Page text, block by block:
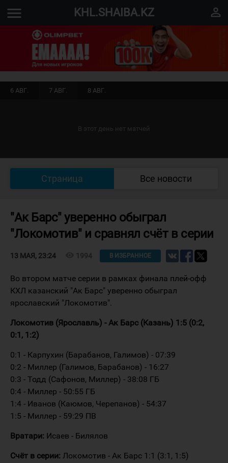
menu KHL.SHAIBA.KZ perm_identity
6 АВГ. 7 АВГ. 8 АВГ.
В этот день нет матчей
Страница Все новости
"Ак Барс" уверенно обыграл
"Локомотив" и сравнял счёт в серии
13 МАЯ, 23:24 1994 В ИЗБРАННОЕ
Во втором матче серии в рамках финала плей-офф
КХЛ казанский "Ак Барс" уверенно обыграл
ярославский "Локомотив".
Локомотив (Ярославль) - Ак Барс (Казань) 1:5 (0:2,
0:1, 1:2)
0:1 - Карпухин (Барабанов, Галимов) - 07:39
0:2 - Миллер (Галимов, Барабанов) - 16:27
0:3 - Тодд (Сафонов, Миллер) - 38:08 ГБ
0:4 - Миллер - 50:55 ГБ
1:4 - Иванов (Каюмов, Черепанов) - 54:37
1:5 - Миллер - 59:29 ПВ
Вратари: Исаев - Билялов
Счёт в серии: Локомотив - Ак Барс 1:1 (3:1, 1:5)